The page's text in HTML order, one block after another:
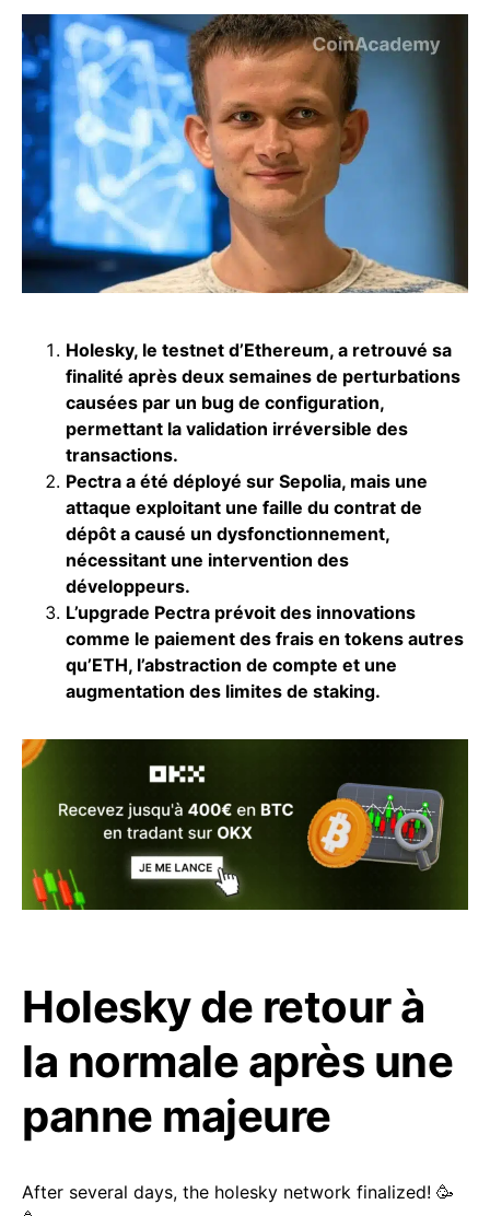
Holesky, le testnet d’Ethereum, a retrouvé sa
finalité après deux semaines de perturbations
causées par un bug de configuration,
permettant la validation irréversible des
transactions.
Pectra a été déployé sur Sepolia, mais une
attaque exploitant une faille du contrat de
dépôt a causé un dysfonctionnement,
nécessitant une intervention des
développeurs.
L’upgrade Pectra prévoit des innovations
comme le paiement des frais en tokens autres
qu’ETH, l’abstraction de compte et une
augmentation des limites de staking.
Holesky de retour à
la normale après une
panne majeure
After several days, the holesky network finalized! 🥳